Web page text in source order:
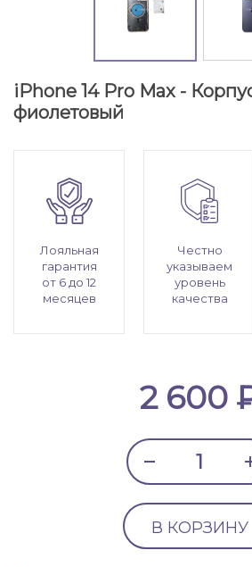
iPhone 14 Pro Max - Корпус
фиолетовый
Лояльная
гарантия
от 6 до 12
месяцев
Честно
указываем
уровень
качества
2 600
В КОРЗИНУ